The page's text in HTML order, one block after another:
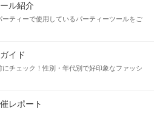
ル紹介
ーティーで使用しているパーティーツールをご
イド
にチェック！性別・年代別で好印象なファッシ
レポート